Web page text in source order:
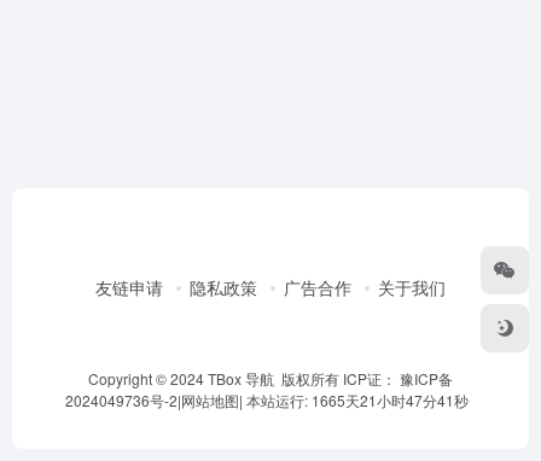
友链申请 隐私政策 广告合作 关于我们
Copyright © 2024 TBox 导航 版权所有 ICP证： 豫ICP备
2024049736号-2|网站地图| 本站运行: 1665天21小时47分41秒